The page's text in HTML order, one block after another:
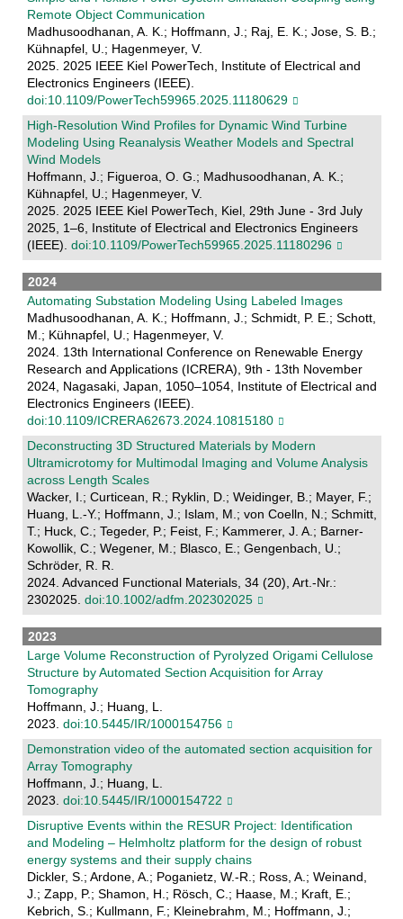
Remote Object Communication
Madhusoodhanan, A. K.; Hoffmann, J.; Raj, E. K.; Jose, S. B.;
Kühnapfel, U.; Hagenmeyer, V.
2025. 2025 IEEE Kiel PowerTech, Institute of Electrical and
Electronics Engineers (IEEE).
doi:10.1109/PowerTech59965.2025.11180629
High-Resolution Wind Profiles for Dynamic Wind Turbine
Modeling Using Reanalysis Weather Models and Spectral
Wind Models
Hoffmann, J.; Figueroa, O. G.; Madhusoodhanan, A. K.;
Kühnapfel, U.; Hagenmeyer, V.
2025. 2025 IEEE Kiel PowerTech, Kiel, 29th June - 3rd July
2025, 1–6, Institute of Electrical and Electronics Engineers
(IEEE). doi:10.1109/PowerTech59965.2025.11180296
2024
Automating Substation Modeling Using Labeled Images
Madhusoodhanan, A. K.; Hoffmann, J.; Schmidt, P. E.; Schott,
M.; Kühnapfel, U.; Hagenmeyer, V.
2024. 13th International Conference on Renewable Energy
Research and Applications (ICRERA), 9th - 13th November
2024, Nagasaki, Japan, 1050–1054, Institute of Electrical and
Electronics Engineers (IEEE).
doi:10.1109/ICRERA62673.2024.10815180
Deconstructing 3D Structured Materials by Modern
Ultramicrotomy for Multimodal Imaging and Volume Analysis
across Length Scales
Wacker, I.; Curticean, R.; Ryklin, D.; Weidinger, B.; Mayer, F.;
Huang, L.-Y.; Hoffmann, J.; Islam, M.; von Coelln, N.; Schmitt,
T.; Huck, C.; Tegeder, P.; Feist, F.; Kammerer, J. A.; Barner-
Kowollik, C.; Wegener, M.; Blasco, E.; Gengenbach, U.;
Schröder, R. R.
2024. Advanced Functional Materials, 34 (20), Art.-Nr.:
2302025. doi:10.1002/adfm.202302025
2023
Large Volume Reconstruction of Pyrolyzed Origami Cellulose
Structure by Automated Section Acquisition for Array
Tomography
Hoffmann, J.; Huang, L.
2023. doi:10.5445/IR/1000154756
Demonstration video of the automated section acquisition for
Array Tomography
Hoffmann, J.; Huang, L.
2023. doi:10.5445/IR/1000154722
Disruptive Events within the RESUR Project: Identification
and Modeling – Helmholtz platform for the design of robust
energy systems and their supply chains
Dickler, S.; Ardone, A.; Poganietz, W.-R.; Ross, A.; Weinand,
J.; Zapp, P.; Shamon, H.; Rösch, C.; Haase, M.; Kraft, E.;
Kebrich, S.; Kullmann, F.; Kleinebrahm, M.; Hoffmann, J.;